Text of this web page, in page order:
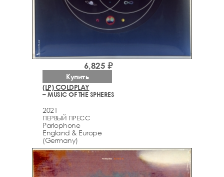
(LP) COLDPLAY
– MUSIC OF THE SPHERES
2021
ПЕРВЫЙ ПРЕСС
Parlophone
England & Europe
(Germany)
6,825 ₽
Купить